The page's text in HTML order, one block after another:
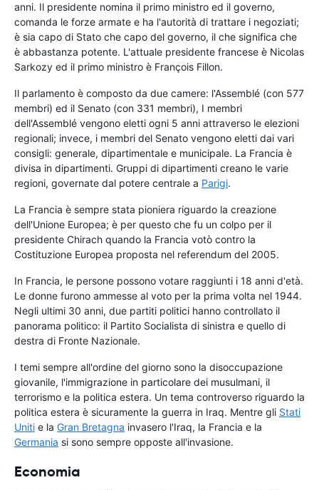
anni. Il presidente nomina il primo ministro ed il governo,
comanda le forze armate e ha l'autorità di trattare i negoziati;
è sia capo di Stato che capo del governo, il che significa che
è abbastanza potente. L'attuale presidente francese è Nicolas
Sarkozy ed il primo ministro è François Fillon.
Il parlamento è composto da due camere: l'Assemblé (con 577
membri) ed il Senato (con 331 membri), I membri
dell'Assemblé vengono eletti ogni 5 anni attraverso le elezioni
regionali; invece, i membri del Senato vengono eletti dai vari
consigli: generale, dipartimentale e municipale. La Francia è
divisa in dipartimenti. Gruppi di dipartimenti creano le varie
regioni, governate dal potere centrale a Parigi.
La Francia è sempre stata pioniera riguardo la creazione
dell'Unione Europea; è per questo che fu un colpo per il
presidente Chirach quando la Francia votò contro la
Costituzione Europea proposta nel referendum del 2005.
In Francia, le persone possono votare raggiunti i 18 anni d'età.
Le donne furono ammesse al voto per la prima volta nel 1944.
Negli ultimi 30 anni, due partiti politici hanno controllato il
panorama politico: il Partito Socialista di sinistra e quello di
destra di Fronte Nazionale.
I temi sempre all'ordine del giorno sono la disoccupazione
giovanile, l'immigrazione in particolare dei musulmani, il
terrorismo e la politica estera. Un tema controverso riguardo la
politica estera è sicuramente la guerra in Iraq. Mentre gli Stati
Uniti e la Gran Bretagna invasero l'Iraq, la Francia e la
Germania si sono sempre opposte all'invasione.
Economia